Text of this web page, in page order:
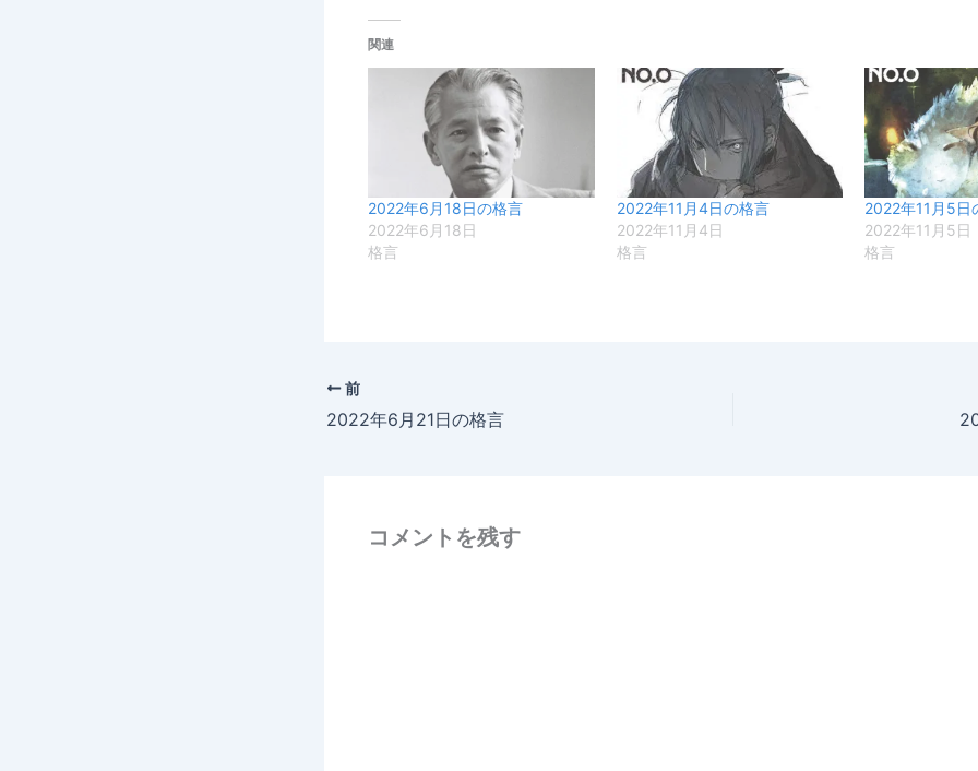
関連
2022年6月18日の格言
2022年6月18日
格言
2022年11月4日の格言
2022年11月4日
格言
2022年11月5日
2022年11月5日
格言
前
2022年6月21日の格言
コメントを残す